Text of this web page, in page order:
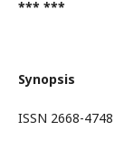
*** ***
Synopsis
ISSN 2668-4748